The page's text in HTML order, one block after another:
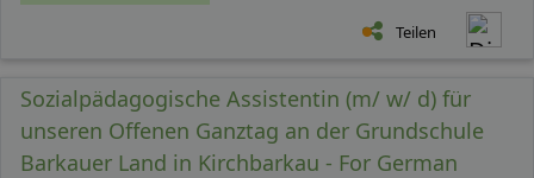
Teilen
Sozialpädagogische Assistentin (m/ w/ d) für
unseren Offenen Ganztag an der Grundschule
Barkauer Land in Kirchbarkau - For German